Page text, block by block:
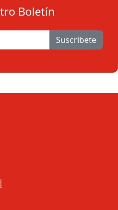
Boletín
Suscribete